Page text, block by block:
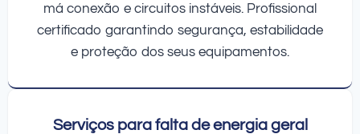
má conexão e circuitos instáveis. Profissional
certificado garantindo segurança, estabilidade
e proteção dos seus equipamentos.
Serviços para falta de energia geral